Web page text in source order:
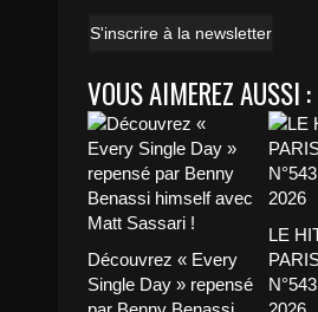
S'inscrire à la newsletter
VOUS AIMEREZ AUSSI :
Découvrez « Every
Single Day » repensé
LE